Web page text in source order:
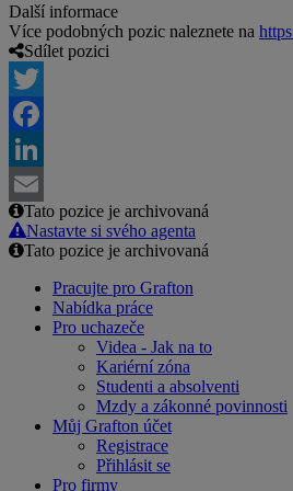
Další informace
Více podobných pozic naleznete na
Sdílet pozici
Twitter
Facebook
LinkedIn
Email
Tato pozice je archivovaná
Nastavte si svého agenta
Tato pozice je archivovaná
Pracujte pro Grafton
Nabídka práce
Pro uchazeče
Videa - Jak na to
Kariérní zóna
Studenti a absolventi
Mzdy a zákonné povinnosti
Můj Grafton účet
Registrace
Přihlásit se
Pro firmy